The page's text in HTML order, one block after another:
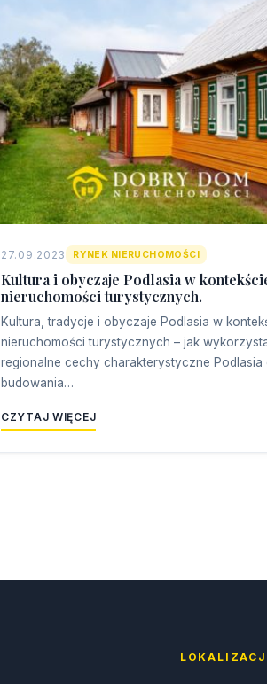
27.09.2023 RYNEK NIERUCHOMOŚCI
Kultura i obyczaje Podlasia w
nieruchomości turystycznych.
Kultura, tradycje i obyczaje Podlasia w
nieruchomości turystycznych – jak
regionalne cechy charakterystyczne Podlasia
budowania…
CZYTAJ WIĘCEJ